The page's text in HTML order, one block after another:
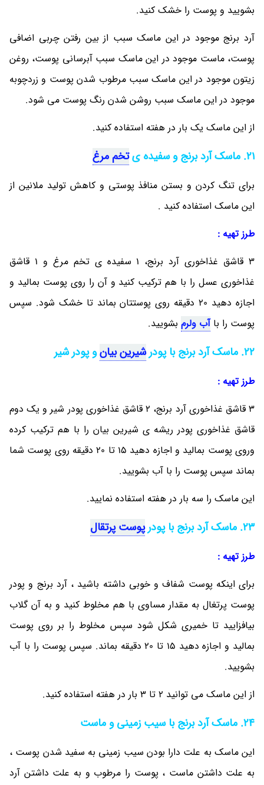
بشویید و پوست را خشک کنید.
آرد برنج موجود در این ماسک سبب از بین رفتن چربی اضافی
پوست، ماست موجود در این ماسک سبب آبرسانی پوست، روغن
زیتون موجود در این ماسک سبب مرطوب شدن پوست و زردچوبه
موجود در این ماسک سبب روشن شدن رنگ پوست می شود.
از این ماسک یک بار در هفته استفاده کنید.
21. ماسک آرد برنج و سفیده ی تخم مرغ
برای تنگ کردن و بستن منافذ پوستی و کاهش تولید ملانین از
این ماسک استفاده کنید .
طرز تهیه :
3 قاشق غذاخوری آرد برنج، 1 سفیده ی تخم مرغ و 1 قاشق
غذاخوری عسل را با هم ترکیب کنید و آن را روی پوست بمالید و
اجازه دهید 20 دقیقه روی پوستتان بماند تا خشک شود. سپس
پوست را باآب ولرم بشویید.
22. ماسک آرد برنج با پودر شیرین بیانو پودر شیر
طرز تهیه :
3 قاشق غذاخوری آرد برنج، 2 قاشق غذاخوری پودر شیر و یک دوم
قاشق غذاخوری پودر ریشه ی شیرین بیان را با هم ترکیب کرده
وروی پوست بمالید و اجازه دهید 15 تا 20 دقیقه روی پوست شما
بماند سپس پوست را با آب بشویید.
این ماسک را سه بار در هفته استفاده نمایید.
23. ماسک آرد برنج با پودر پوست پرتقال
طرز تهیه :
برای اینکه پوست شفاف و خوبی داشته باشید ، آرد برنج و پودر
پوست پرتغال به مقدار مساوی با هم مخلوط کنید و به آن گلاب
بیافزایید تا خمیری شکل شود سپس مخلوط را بر روی پوست
بمالید و اجازه دهید 15 تا 20 دقیقه بماند. سپس پوست را با آب
بشویید.
از این ماسک می توانید 2 تا 3 بار در هفته استفاده کنید.
24. ماسک آرد برنج با سیب زمینی و ماست
این ماسک به علت دارا بودن سیب زمینی به سفید شدن پوست ،
به علت داشتن ماست ، پوست را مرطوب و به علت داشتن آرد